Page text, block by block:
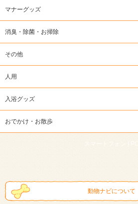
マナーグッズ
消臭・除菌・お掃除
その他
人用
入浴グッズ
おでかけ・お散歩
スマートフォン | PC
動物ナビについて